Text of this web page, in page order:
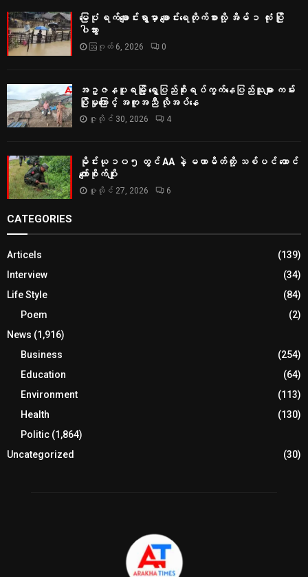
မြေပုံ ရက်ချောင်းရွာမှာ ချောင်းရေတိုက်စားလို့ အိမ် ၁ လုံး ပြို
ပါသွား
ဩဂုတ် 6, 2026 0
အဥ္ဇနပူရမြို့ ရွှေပြည်စိုးရပ်ကွက်နေပြည်သူများ ကမ်း
ပြိုမှုကြောင့် အကူအညီ လိုအပ်နေ
ဇူလိုင် 30, 2026 4
မိုင်းယု ၁၀၅ တွင် AA နဲ့ မဟာမိတ်တို့ သစ်ပင် ထောင်
ကျော်စိုက်ပျိုး
ဇူလိုင် 27, 2026 6
CATEGORIES
Articels
(139)
Interview
(34)
Life Style
(84)
Poem
(2)
News (1,916)
Business
(254)
Education
(64)
Environment
(113)
Health
(130)
Politic (1,864)
Uncategorized
(30)